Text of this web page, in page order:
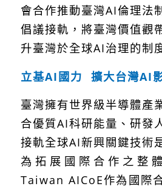
會合作推動臺灣AI倫理法
倡議接軌，將臺灣價值觀
升臺灣於全球AI治理的制
立基AI國力 擴大台灣AI
臺灣擁有世界級半導體產
合優質AI科研能量、研發
接軌全球AI新興關鍵技術
為拓展國際合作之整
Taiwan AICoE作為國際